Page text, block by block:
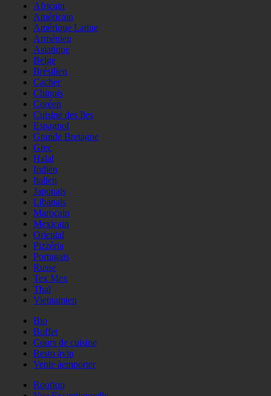
Africain
Américain
Amérique Latine
Arménien
Asiatique
Belge
Brésilien
Cacher
Chinois
Coréen
Cuisine des Iles
Espagnol
Grande Bretagne
Grec
Halal
Indien
Italien
Japonais
Libanais
Marocain
Mexicain
Oriental
Pizzéria
Portugais
Russe
Tex Mex
Thaï
Vietnamien
Bio
Buffet
Cours de cuisine
Resto àvin
Vente àemporter
Rooftop